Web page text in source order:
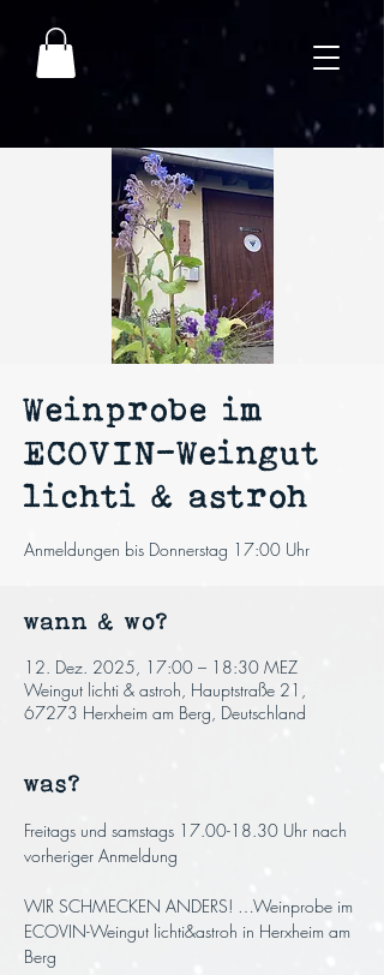
Weinprobe im
ECOVIN-Weingut
lichti & astroh
Anmeldungen bis Donnerstag 17:00 Uhr
wann & wo?
12. Dez. 2025, 17:00 – 18:30 MEZ
Weingut lichti & astroh, Hauptstraße 21,
67273 Herxheim am Berg, Deutschland
was?
Freitags und samstags 17.00-18.30 Uhr nach
vorheriger Anmeldung
WIR SCHMECKEN ANDERS! …Weinprobe im
ECOVIN-Weingut lichti&astroh in Herxheim am
Berg